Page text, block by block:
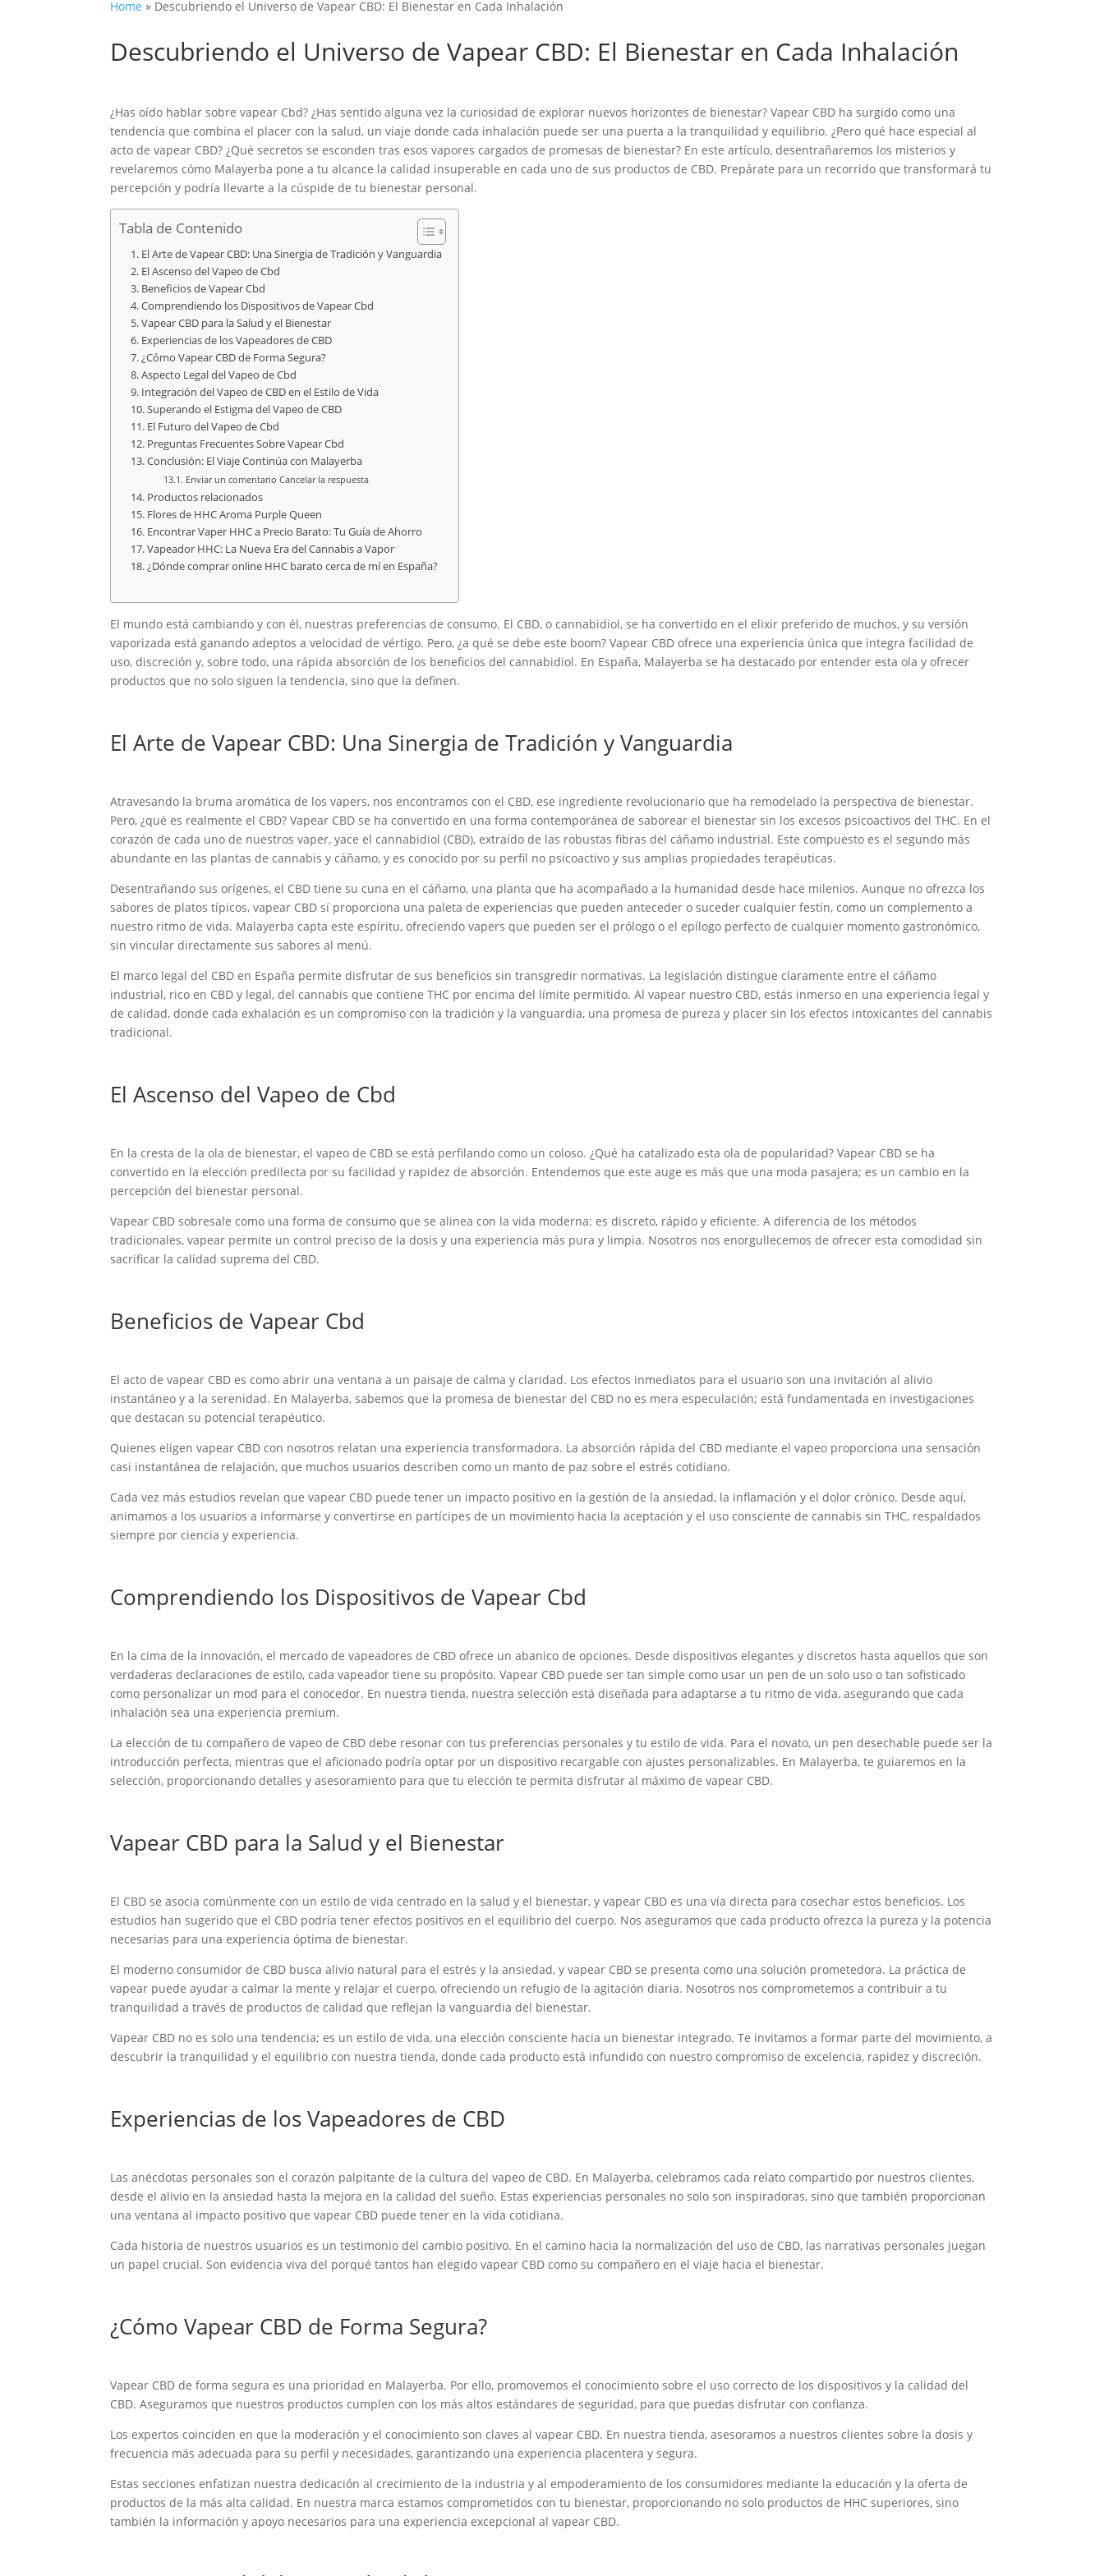
Home » Descubriendo el Universo de Vapear CBD: El Bienestar en Cada Inhalación
Descubriendo el Universo de Vapear CBD: El Bienestar en Cada Inhalación
¿Has oído hablar sobre vapear Cbd? ¿Has sentido alguna vez la curiosidad de explorar nuevos horizontes de bienestar? Vapear CBD ha surgido como una
tendencia que combina el placer con la salud, un viaje donde cada inhalación puede ser una puerta a la tranquilidad y equilibrio. ¿Pero qué hace especial al
acto de vapear CBD? ¿Qué secretos se esconden tras esos vapores cargados de promesas de bienestar? En este artículo, desentrañaremos los misterios y
revelaremos cómo Malayerba pone a tu alcance la calidad insuperable en cada uno de sus productos de CBD. Prepárate para un recorrido que transformará tu
percepción y podría llevarte a la cúspide de tu bienestar personal.
Tabla de Contenido
El Arte de Vapear CBD: Una Sinergia de Tradición y Vanguardia
El Ascenso del Vapeo de Cbd
Beneficios de Vapear Cbd
Comprendiendo los Dispositivos de Vapear Cbd
Vapear CBD para la Salud y el Bienestar
Experiencias de los Vapeadores de CBD
¿Cómo Vapear CBD de Forma Segura?
Aspecto Legal del Vapeo de Cbd
Integración del Vapeo de CBD en el Estilo de Vida
Superando el Estigma del Vapeo de CBD
El Futuro del Vapeo de Cbd
Preguntas Frecuentes Sobre Vapear Cbd
Conclusión: El Viaje Continúa con Malayerba
Enviar un comentario Cancelar la respuesta
Productos relacionados
Flores de HHC Aroma Purple Queen
Encontrar Vaper HHC a Precio Barato: Tu Guía de Ahorro
Vapeador HHC: La Nueva Era del Cannabis a Vapor
¿Dónde comprar online HHC barato cerca de mí en España?
El mundo está cambiando y con él, nuestras preferencias de consumo. El CBD, o cannabidiol, se ha convertido en el elixir preferido de muchos, y su versión
vaporizada está ganando adeptos a velocidad de vértigo. Pero, ¿a qué se debe este boom? Vapear CBD ofrece una experiencia única que integra facilidad de
uso, discreción y, sobre todo, una rápida absorción de los beneficios del cannabidiol. En España, Malayerba se ha destacado por entender esta ola y ofrecer
productos que no solo siguen la tendencia, sino que la definen.
El Arte de Vapear CBD: Una Sinergia de Tradición y Vanguardia
Atravesando la bruma aromática de los vapers, nos encontramos con el CBD, ese ingrediente revolucionario que ha remodelado la perspectiva de bienestar.
Pero, ¿qué es realmente el CBD? Vapear CBD se ha convertido en una forma contemporánea de saborear el bienestar sin los excesos psicoactivos del THC. En el
corazón de cada uno de nuestros vaper, yace el cannabidiol (CBD), extraído de las robustas fibras del cáñamo industrial. Este compuesto es el segundo más
abundante en las plantas de cannabis y cáñamo, y es conocido por su perfil no psicoactivo y sus amplias propiedades terapéuticas.
Desentrañando sus orígenes, el CBD tiene su cuna en el cáñamo, una planta que ha acompañado a la humanidad desde hace milenios. Aunque no ofrezca los
sabores de platos típicos, vapear CBD sí proporciona una paleta de experiencias que pueden anteceder o suceder cualquier festín, como un complemento a
nuestro ritmo de vida. Malayerba capta este espíritu, ofreciendo vapers que pueden ser el prólogo o el epílogo perfecto de cualquier momento gastronómico,
sin vincular directamente sus sabores al menú.
El marco legal del CBD en España permite disfrutar de sus beneficios sin transgredir normativas. La legislación distingue claramente entre el cáñamo
industrial, rico en CBD y legal, del cannabis que contiene THC por encima del límite permitido. Al vapear nuestro CBD, estás inmerso en una experiencia legal y
de calidad, donde cada exhalación es un compromiso con la tradición y la vanguardia, una promesa de pureza y placer sin los efectos intoxicantes del cannabis
tradicional.
El Ascenso del Vapeo de Cbd
En la cresta de la ola de bienestar, el vapeo de CBD se está perfilando como un coloso. ¿Qué ha catalizado esta ola de popularidad? Vapear CBD se ha
convertido en la elección predilecta por su facilidad y rapidez de absorción. Entendemos que este auge es más que una moda pasajera; es un cambio en la
percepción del bienestar personal.
Vapear CBD sobresale como una forma de consumo que se alinea con la vida moderna: es discreto, rápido y eficiente. A diferencia de los métodos
tradicionales, vapear permite un control preciso de la dosis y una experiencia más pura y limpia. Nosotros nos enorgullecemos de ofrecer esta comodidad sin
sacrificar la calidad suprema del CBD.
Beneficios de Vapear Cbd
El acto de vapear CBD es como abrir una ventana a un paisaje de calma y claridad. Los efectos inmediatos para el usuario son una invitación al alivio
instantáneo y a la serenidad. En Malayerba, sabemos que la promesa de bienestar del CBD no es mera especulación; está fundamentada en investigaciones
que destacan su potencial terapéutico.
Quienes eligen vapear CBD con nosotros relatan una experiencia transformadora. La absorción rápida del CBD mediante el vapeo proporciona una sensación
casi instantánea de relajación, que muchos usuarios describen como un manto de paz sobre el estrés cotidiano.
Cada vez más estudios revelan que vapear CBD puede tener un impacto positivo en la gestión de la ansiedad, la inflamación y el dolor crónico. Desde aquí,
animamos a los usuarios a informarse y convertirse en partícipes de un movimiento hacia la aceptación y el uso consciente de cannabis sin THC, respaldados
siempre por ciencia y experiencia.
Comprendiendo los Dispositivos de Vapear Cbd
En la cima de la innovación, el mercado de vapeadores de CBD ofrece un abanico de opciones. Desde dispositivos elegantes y discretos hasta aquellos que son
verdaderas declaraciones de estilo, cada vapeador tiene su propósito. Vapear CBD puede ser tan simple como usar un pen de un solo uso o tan sofisticado
como personalizar un mod para el conocedor. En nuestra tienda, nuestra selección está diseñada para adaptarse a tu ritmo de vida, asegurando que cada
inhalación sea una experiencia premium.
La elección de tu compañero de vapeo de CBD debe resonar con tus preferencias personales y tu estilo de vida. Para el novato, un pen desechable puede ser la
introducción perfecta, mientras que el aficionado podría optar por un dispositivo recargable con ajustes personalizables. En Malayerba, te guiaremos en la
selección, proporcionando detalles y asesoramiento para que tu elección te permita disfrutar al máximo de vapear CBD.
Vapear CBD para la Salud y el Bienestar
El CBD se asocia comúnmente con un estilo de vida centrado en la salud y el bienestar, y vapear CBD es una vía directa para cosechar estos beneficios. Los
estudios han sugerido que el CBD podría tener efectos positivos en el equilibrio del cuerpo. Nos aseguramos que cada producto ofrezca la pureza y la potencia
necesarias para una experiencia óptima de bienestar.
El moderno consumidor de CBD busca alivio natural para el estrés y la ansiedad, y vapear CBD se presenta como una solución prometedora. La práctica de
vapear puede ayudar a calmar la mente y relajar el cuerpo, ofreciendo un refugio de la agitación diaria. Nosotros nos comprometemos a contribuir a tu
tranquilidad a través de productos de calidad que reflejan la vanguardia del bienestar.
Vapear CBD no es solo una tendencia; es un estilo de vida, una elección consciente hacia un bienestar integrado. Te invitamos a formar parte del movimiento, a
descubrir la tranquilidad y el equilibrio con nuestra tienda, donde cada producto está infundido con nuestro compromiso de excelencia, rapidez y discreción.
Experiencias de los Vapeadores de CBD
Las anécdotas personales son el corazón palpitante de la cultura del vapeo de CBD. En Malayerba, celebramos cada relato compartido por nuestros clientes,
desde el alivio en la ansiedad hasta la mejora en la calidad del sueño. Estas experiencias personales no solo son inspiradoras, sino que también proporcionan
una ventana al impacto positivo que vapear CBD puede tener en la vida cotidiana.
Cada historia de nuestros usuarios es un testimonio del cambio positivo. En el camino hacia la normalización del uso de CBD, las narrativas personales juegan
un papel crucial. Son evidencia viva del porqué tantos han elegido vapear CBD como su compañero en el viaje hacia el bienestar.
¿Cómo Vapear CBD de Forma Segura?
Vapear CBD de forma segura es una prioridad en Malayerba. Por ello, promovemos el conocimiento sobre el uso correcto de los dispositivos y la calidad del
CBD. Aseguramos que nuestros productos cumplen con los más altos estándares de seguridad, para que puedas disfrutar con confianza.
Los expertos coinciden en que la moderación y el conocimiento son claves al vapear CBD. En nuestra tienda, asesoramos a nuestros clientes sobre la dosis y
frecuencia más adecuada para su perfil y necesidades, garantizando una experiencia placentera y segura.
Estas secciones enfatizan nuestra dedicación al crecimiento de la industria y al empoderamiento de los consumidores mediante la educación y la oferta de
productos de la más alta calidad. En nuestra marca estamos comprometidos con tu bienestar, proporcionando no solo productos de HHC superiores, sino
también la información y apoyo necesarios para una experiencia excepcional al vapear CBD.